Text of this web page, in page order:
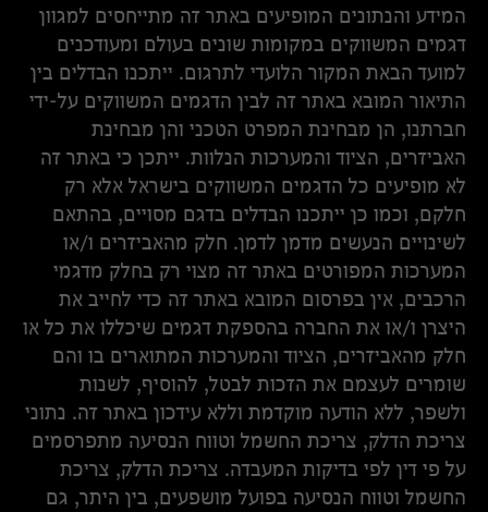
המידע והנתונים המופיעים באתר זה מתייחסים למגוון
דגמים המשווקים במקומות שונים בעולם ומעודכנים
למועד הבאת המקור הלועדי לתרגום. ייתכנו הבדלים בין
התיאור המובא באתר זה לבין הדגמים המשווקים על-ידי
חברתנו, הן מבחינת המפרט הטכני והן מבחינת
האביזרים, הציוד והמערכות הנלוות. ייתכן כי באתר זה
לא מופיעים כל הדגמים המשווקים בישראל אלא רק
חלקם, וכמו כן ייתכנו הבדלים בדגם מסויים, בהתאם
לשינויים הנעשים מדמן לדמן. חלק מהאביזרים ו/או
המערכות המפורטים באתר זה מצוי רק בחלק מדגמי
הרכבים, אין בפרסום המובא באתר זה כדי לחייב את
היצרן ו/או את החברה בהספקת דגמים שיכללו את כל או
חלק מהאביזרים, הציוד והמערכות המתוארים בו והם
שומרים לעצמם את הזכות לבטל, להוסיף, לשנות
ולשפר, ללא הודעה מוקדמת וללא עידכון באתר זה. נתוני
צריכת הדלק, צריכת החשמל וטווח הנסיעה מתפרסמים
על פי דין לפי בדיקות המעבדה. צריכת הדלק, צריכת
החשמל וטווח הנסיעה בפועל מושפעים, בין היתר, גם